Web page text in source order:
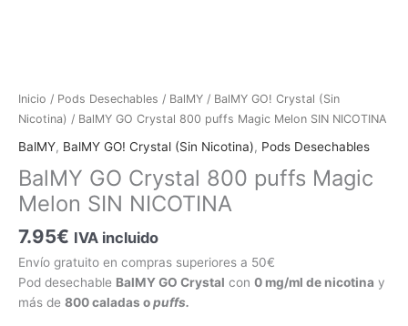
Hay
Inicio / Pods Desechables / BalMY / BalMY GO! Crystal (Sin
Nicotina) / BalMY GO Crystal 800 puffs Magic Melon SIN NICOTINA
BalMY, BalMY GO! Crystal (Sin Nicotina), Pods Desechables
BalMY GO Crystal 800 puffs Magic
Melon SIN NICOTINA
7.95€ IVA incluido
Envío gratuito en compras superiores a 50€
Pod desechable BalMY GO Crystal con 0 mg/ml de nicotina y
más de 800 caladas opuffs.
BalMY
GO
Crystal
puffs
Magic
SIN
NICOTINA
cantidad